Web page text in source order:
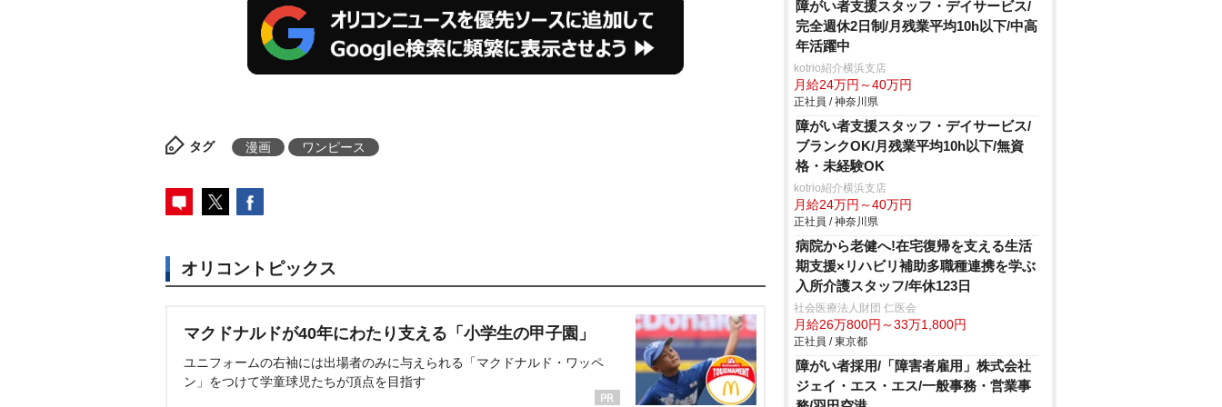
タグ 漫画 ワンピース
オリコントピックス
マクドナルドが40年にわたり支える「小学生の甲子園」
ユニフォームの右袖には出場者のみに与えられる「マクドナルド・ワッペ
ン」をつけて学童球児たちが頂点を目指す
障がい者支援スタッフ・デイサービス/
完全週休2日制/月残業平均10h以下/中高
年活躍中
kotrio紹介横浜支店
月給24万円～40万円
正社員 / 神奈川県
障がい者支援スタッフ・デイサービス/
ブランクOK/月残業平均10h以下/無資
格・未経験OK
kotrio紹介横浜支店
月給24万円～40万円
正社員 / 神奈川県
病院から老健へ!在宅復帰を支える生活
期支援×リハビリ補助多職種連携を学ぶ
入所介護スタッフ/年休123日
社会医療法人財団 仁医会
月給26万800円～33万1,800円
正社員 / 東京都
障がい者採用/「障害者雇用」株式会社
ジェイ・エス・エス/一般事務・営業事